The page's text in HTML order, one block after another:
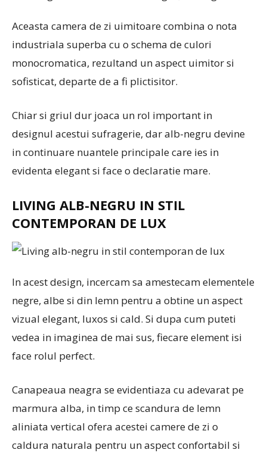
Aceasta camera de zi uimitoare combina o nota
industriala superba cu o schema de culori
monocromatica, rezultand un aspect uimitor si
sofisticat, departe de a fi plictisitor.
Chiar si griul dur joaca un rol important in
designul acestui sufragerie, dar alb-negru devine
in continuare nuantele principale care ies in
evidenta elegant si face o declaratie mare.
LIVING ALB-NEGRU IN STIL
CONTEMPORAN DE LUX
In acest design, incercam sa amestecam elementele
negre, albe si din lemn pentru a obtine un aspect
vizual elegant, luxos si cald. Si dupa cum puteti
vedea in imaginea de mai sus, fiecare element isi
face rolul perfect.
Canapeaua neagra se evidentiaza cu adevarat pe
marmura alba, in timp ce scandura de lemn
aliniata vertical ofera acestei camere de zi o
caldura naturala pentru un aspect confortabil si